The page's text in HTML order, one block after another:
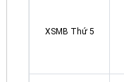
XSMB Thứ 5